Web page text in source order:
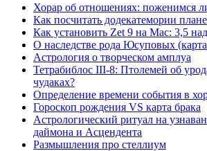
Хорар об отношениях: поженимся
Как посчитать додекатемории
Как установить Zet 9 на Mac: 3,5
О наследстве рода Юсуповых
Астрология о творческом амплуа
Тетрабиблос III-8: Птолемей об
чудаках?
Определение времени события в
Гороскоп рождения VS карта брака
Астрологический ритуал на
даймона и Асцендента
Размышления про стеллиум